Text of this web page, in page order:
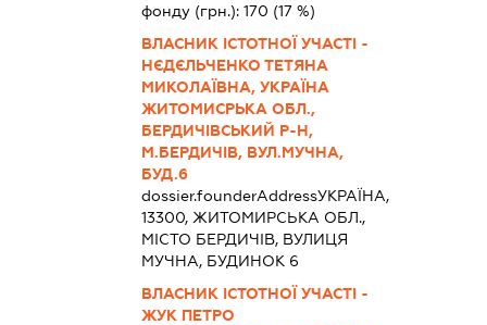
фонду (грн.): 170 (17 %)
ВЛАСНИК ІСТОТНОЇ УЧАСТІ -
НЄДЄЛЬЧЕНКО ТЕТЯНА
МИКОЛАЇВНА, УКРАЇНА
ЖИТОМИСРЬКА ОБЛ.,
БЕРДИЧІВСЬКИЙ Р-Н,
М.БЕРДИЧІВ, ВУЛ.МУЧНА,
БУД.6
dossier.founderAddressУКРАЇНА,
13300, ЖИТОМИРСЬКА ОБЛ.,
МІСТО БЕРДИЧІВ, ВУЛИЦЯ
МУЧНА, БУДИНОК 6
ВЛАСНИК ІСТОТНОЇ УЧАСТІ -
ЖУК ПЕТРО